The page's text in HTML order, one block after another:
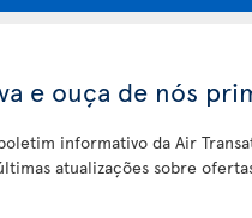
e ouça de nós
informativo da Air
atualizações sobre